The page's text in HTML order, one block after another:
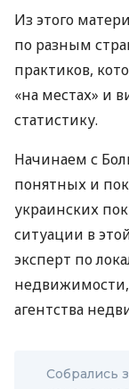
Из этого
по разным
практиков,
«на местах» и
статистику.
Начинаем с
понятных и
украинских
ситуации в
эксперт по
недвижимости,
агентства
Собрались